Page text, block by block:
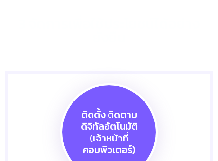
ติดตั้ง ติดตาม
ดิจิทัลอัตโนมัติ
(เจ้าหน้าที่
คอมพิวเตอร์)